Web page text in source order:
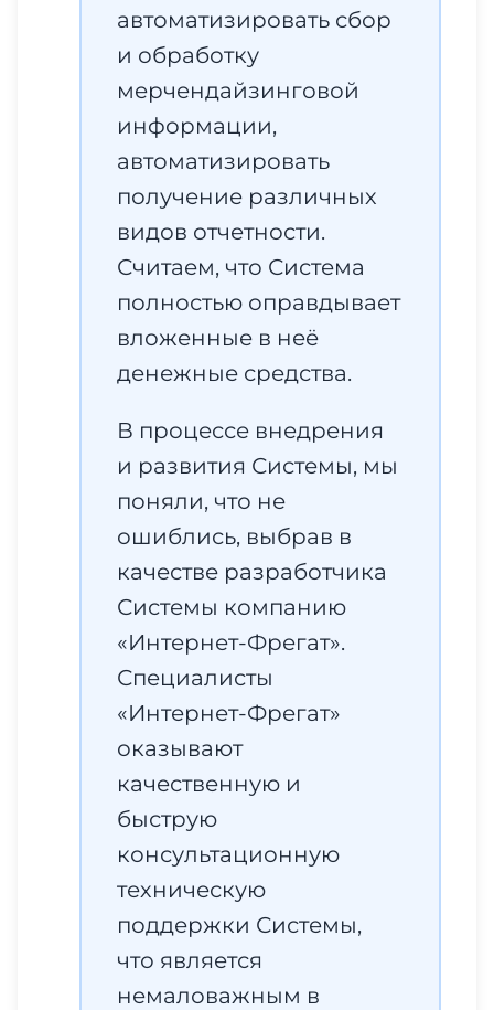
автоматизировать сбор
и обработку
мерчендайзинговой
информации,
автоматизировать
получение различных
видов отчетности.
Считаем, что Система
полностью оправдывает
вложенные в неё
денежные средства.
В процессе внедрения
и развития Системы, мы
поняли, что не
ошиблись, выбрав в
качестве разработчика
Системы компанию
«Интернет-Фрегат».
Специалисты
«Интернет-Фрегат»
оказывают
качественную и
быструю
консультационную
техническую
поддержки Системы,
что является
немаловажным в